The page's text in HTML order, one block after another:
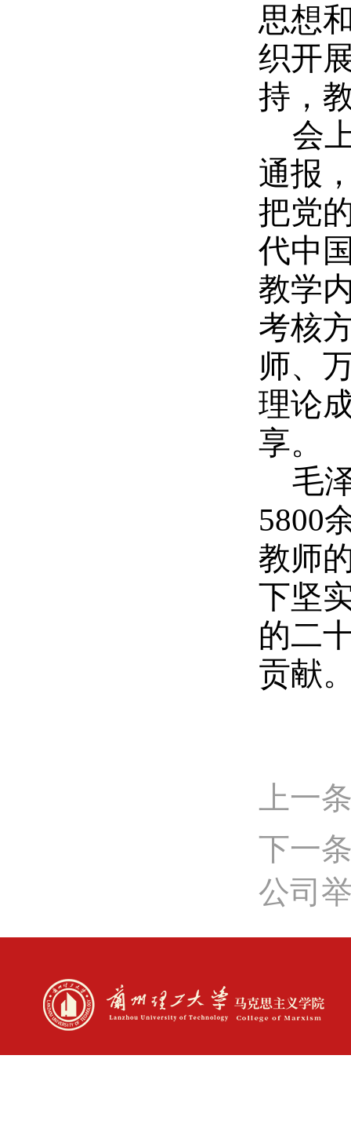
思想
织开
持，
会
通报
把党
代中
教学
考核
师、
理论
享。
毛
5800
教师
下坚
的二
贡献
上一
下一
公司